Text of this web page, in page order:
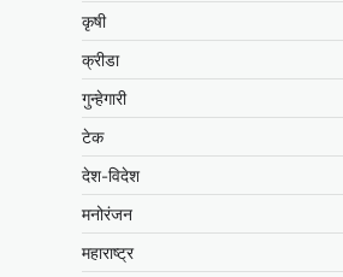
कृषी
क्रीडा
गुन्हेगारी
टेक
देश-विदेश
मनोरंजन
महाराष्ट्र